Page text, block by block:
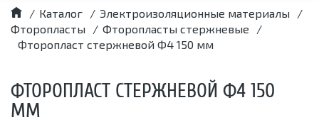
/ Каталог / Электроизоляционные материалы
/
Фторопласты
/ Фторопласты стержневые
/
Фторопласт стержневой Ф4 150 мм
ФТОРОПЛАСТ СТЕРЖНЕВОЙ Ф4 150
ММ